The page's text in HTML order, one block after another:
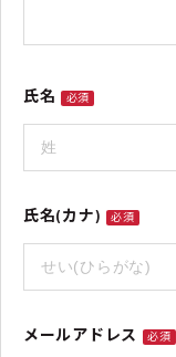
氏名 必須
氏名(カナ) 必須
メールアドレス 必須